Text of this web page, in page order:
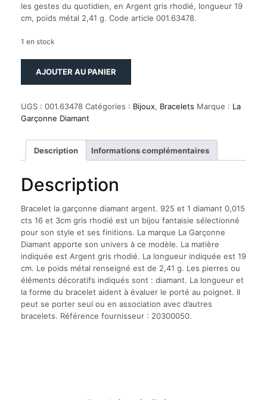
les gestes du quotidien, en Argent gris rhodié, longueur 19
cm, poids métal 2,41 g. Code article 001.63478.
1 en stock
garçonne
diamant
925
et
diamant
cts
16
et
3cm
gris
rhodié
AJOUTER AU PANIER
UGS : 001.63478 Catégories : Bijoux, Bracelets Marque : La
Garçonne Diamant
Description Informations complémentaires
Description
Bracelet la garçonne diamant argent. 925 et 1 diamant 0,015
cts 16 et 3cm gris rhodié est un bijou fantaisie sélectionné
pour son style et ses finitions. La marque La Garçonne
Diamant apporte son univers à ce modèle. La matière
indiquée est Argent gris rhodié. La longueur indiquée est 19
cm. Le poids métal renseigné est de 2,41 g. Les pierres ou
éléments décoratifs indiqués sont : diamant. La longueur et
la forme du bracelet aident à évaluer le porté au poignet. Il
peut se porter seul ou en association avec d’autres
bracelets. Référence fournisseur : 20300050.